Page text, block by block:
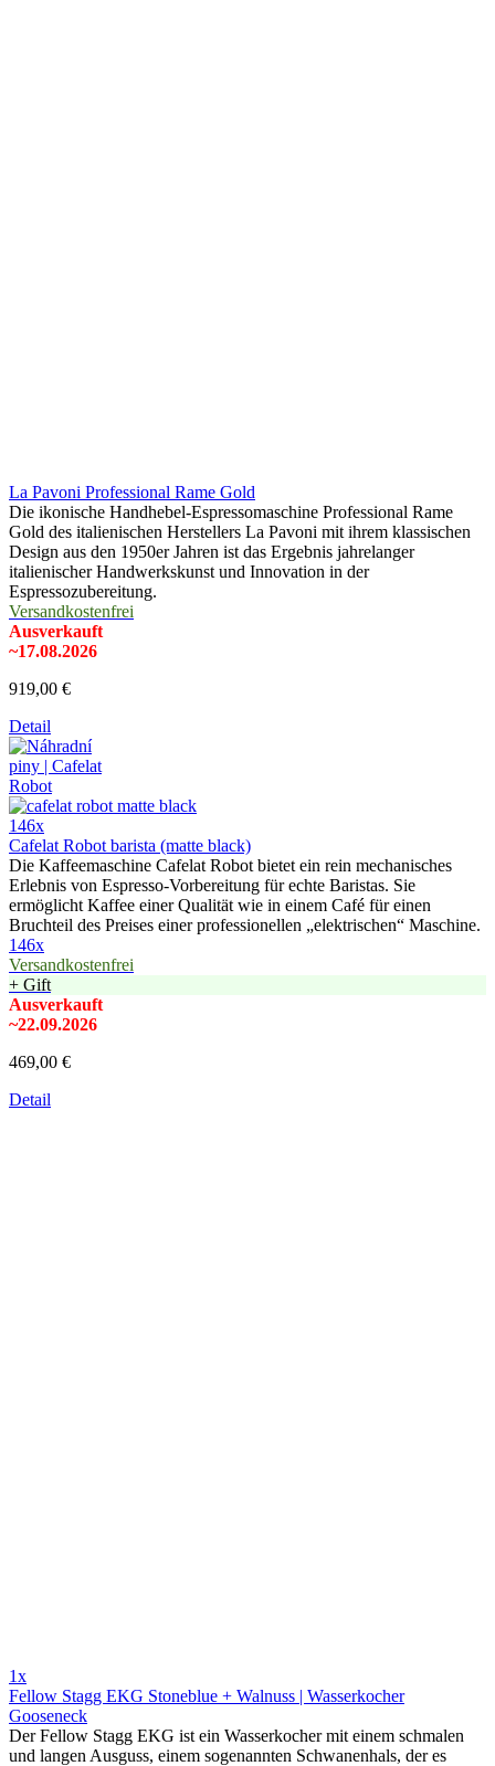
La Pavoni Professional Rame Gold
Die ikonische Handhebel-Espressomaschine Professional Rame
Gold des italienischen Herstellers La Pavoni mit ihrem klassischen
Design aus den 1950er Jahren ist das Ergebnis jahrelanger
italienischer Handwerkskunst und Innovation in der
Espressozubereitung.
Versandkostenfrei
Ausverkauft
~17.08.2026
919,00 €
Detail
146x
Cafelat Robot barista (matte black)
Die Kaffeemaschine Cafelat Robot bietet ein rein mechanisches
Erlebnis von Espresso-Vorbereitung für echte Baristas. Sie
ermöglicht Kaffee einer Qualität wie in einem Café für einen
Bruchteil des Preises einer professionellen „elektrischen“ Maschine.
146x
Versandkostenfrei
+ Gift
Ausverkauft
~22.09.2026
469,00 €
Detail
1x
Fellow Stagg EKG Stoneblue + Walnuss | Wasserkocher
Gooseneck
Der Fellow Stagg EKG ist ein Wasserkocher mit einem schmalen
und langen Ausguss, einem sogenannten Schwanenhals, der es